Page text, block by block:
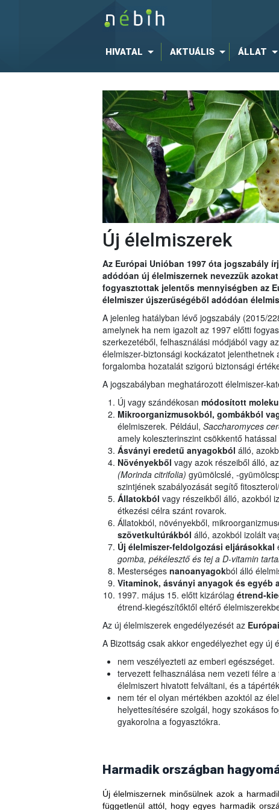
HIVATAL AKTUÁLIS ÁLLAT
Új élelmiszerek
Az Európai Unióban 1997 óta jogszabály
adódóan új élelmiszernek nevezzük
fogyasztottak jelentős mennyiségben az
élelmiszer újszerűségéből adódóan
A jelenleg hatályban lévő jogszabály (2015/
amelynek ha nem igazolt az 1997 előtti
szerkezetéből, felhasználási módjából vagy
élelmiszer-biztonsági kockázatot
forgalomba hozatalát szigorú biztonsági
A jogszabályban meghatározott élelmiszer-
Új vagy szándékosan módosított
Mikroorganizmusokból, gombákból
élelmiszerek. Például, Saccharomyces
amely koleszterinszint csökkentő hatással
Ásványi eredetű anyagokból álló,
Növényekből vagy azok részeiből álló,
(Morinda citrifolia) gyümölcslé, -
szintjének szabályozását segítő
Állatokból vagy részeikből álló, azokból
étkezési célra szánt rovarok.
Állatokból, növényekből,
szövetkultúrákból álló, azokból izolált
Új élelmiszer-feldolgozási eljárásokkal
gomba, pékélesztő és tej a D-vitamin
Mesterséges nanoanyagokból álló
Vitaminok, ásványi anyagok és egyéb
1997. május 15. előtt kizárólag étrend-
étrend-kiegészítőktől eltérő
Az új élelmiszerek engedélyezését az
A Bizottság csak akkor engedélyezhet egy új
nem veszélyezteti az emberi egészséget.
tervezett felhasználása nem vezeti félre
élelmiszert hivatott felváltani, és a
nem tér el olyan mértékben azoktól az
helyettesítésére szolgál, hogy szokásos
gyakorolna a fogyasztókra.
Harmadik országban
Új élelmiszernek minősülnek azok a
függetlenül attól, hogy egyes harmadik